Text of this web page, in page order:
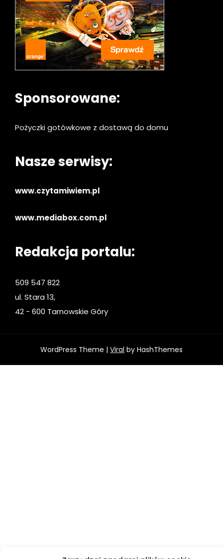
Sponsorowane:
Pożyczki gotówkowe z dostawą do domu
Nasze serwisy:
www.czytamiwiem.pl
www.mediabox.com.pl
Redakcja portalu:
509 547 822
ul. Stara 13,
42 - 600 Tarnowskie Góry
WordPress Theme | Viral by HashThemes